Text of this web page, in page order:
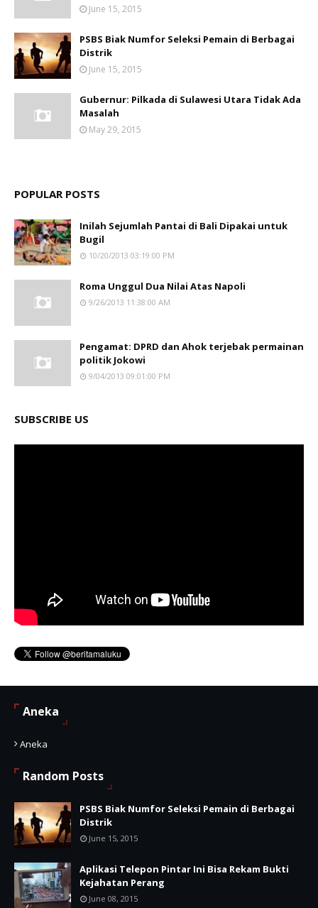
June 15, 2015
PSBS Biak Numfor Seleksi Pemain di Berbagai
Distrik
June 15, 2015
Gubernur: Pilkada di Sulawesi Utara Tidak Ada
Masalah
May 29, 2015
POPULAR POSTS
Inilah Sejumlah Pantai di Bali Dipakai untuk
Bugil
10/20/2013 03:19:00 PM
Roma Unggul Dua Nilai Atas Napoli
9/26/2013 11:38:00 AM
Pengamat: DPRD dan Ahok terjebak permainan
politik Jokowi
9/04/2013 09:01:00 PM
SUBSCRIBE US
Aneka
Aneka
Random Posts
PSBS Biak Numfor Seleksi Pemain di Berbagai
Distrik
June 15, 2015
Aplikasi Telepon Pintar Ini Bisa Rekam Bukti
Kejahatan Perang
June 08, 2015